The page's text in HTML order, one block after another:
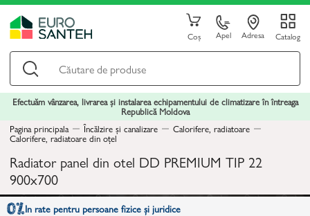
Coș Apel Adresa Catalog
Efectuăm vânzarea, livrarea și instalarea echipamentului de climatizare în întreaga
Republică Moldova
Pagina principala
Încălzire și canalizare Calorifere, radiatoare
Calorifere, radiatoare din oțel
Radiator panel din otel DD PREMIUM TIP 22
900x700
In rate pentru persoane fizice și juridice